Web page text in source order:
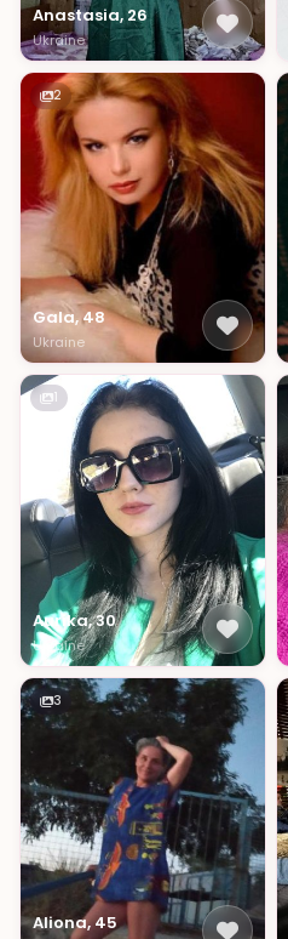
Anastasia, 26
Ukraine
2
Gala, 48
Ukraine
1
Aurika, 30
Ukraine
3
Aliona, 45